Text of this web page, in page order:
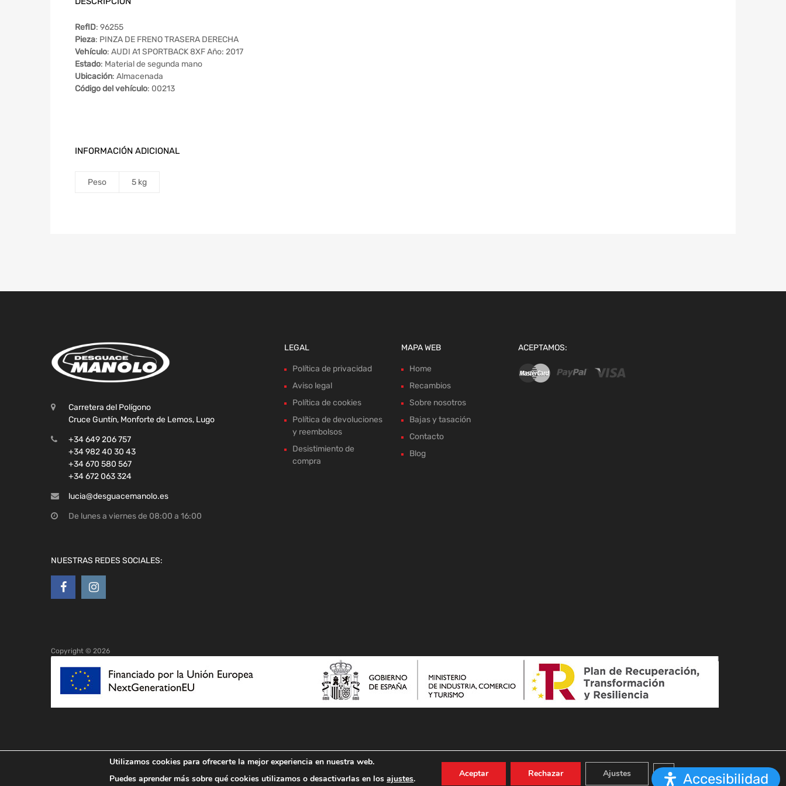
RefID: 96255
Pieza: PINZA DE FRENO TRASERA DERECHA
Vehículo: AUDI A1 SPORTBACK 8XF Año: 2017
Estado: Material de segunda mano
Ubicación: Almacenada
Código del vehículo: 00213
INFORMACIÓN ADICIONAL
Peso 5 kg
Carretera del Polígono
Cruce Guntín, Monforte de Lemos, Lugo
+34 649 206 757
+34 982 40 30 43
+34 670 580 567
+34 672 063 324
lucia@desguacemanolo.es
De lunes a viernes de 08:00 a 16:00
NUESTRAS REDES SOCIALES:
LEGAL
Política de privacidad
Aviso legal
Política de cookies
Política de devoluciones
y reembolsos
Desistimiento de
compra
MAPA WEB
Home
Recambios
Sobre nosotros
Bajas y tasación
Contacto
Blog
ACEPTAMOS:
Copyright © 2026
Utilizamos cookies para ofrecerte la mejor experiencia en nuestra web.
Puedes aprender más sobre qué cookies utilizamos o desactivarlas en losajustes. Aceptar Rechazar Ajustes Cerrar el banner de cookies RGPD
Accesibilidad